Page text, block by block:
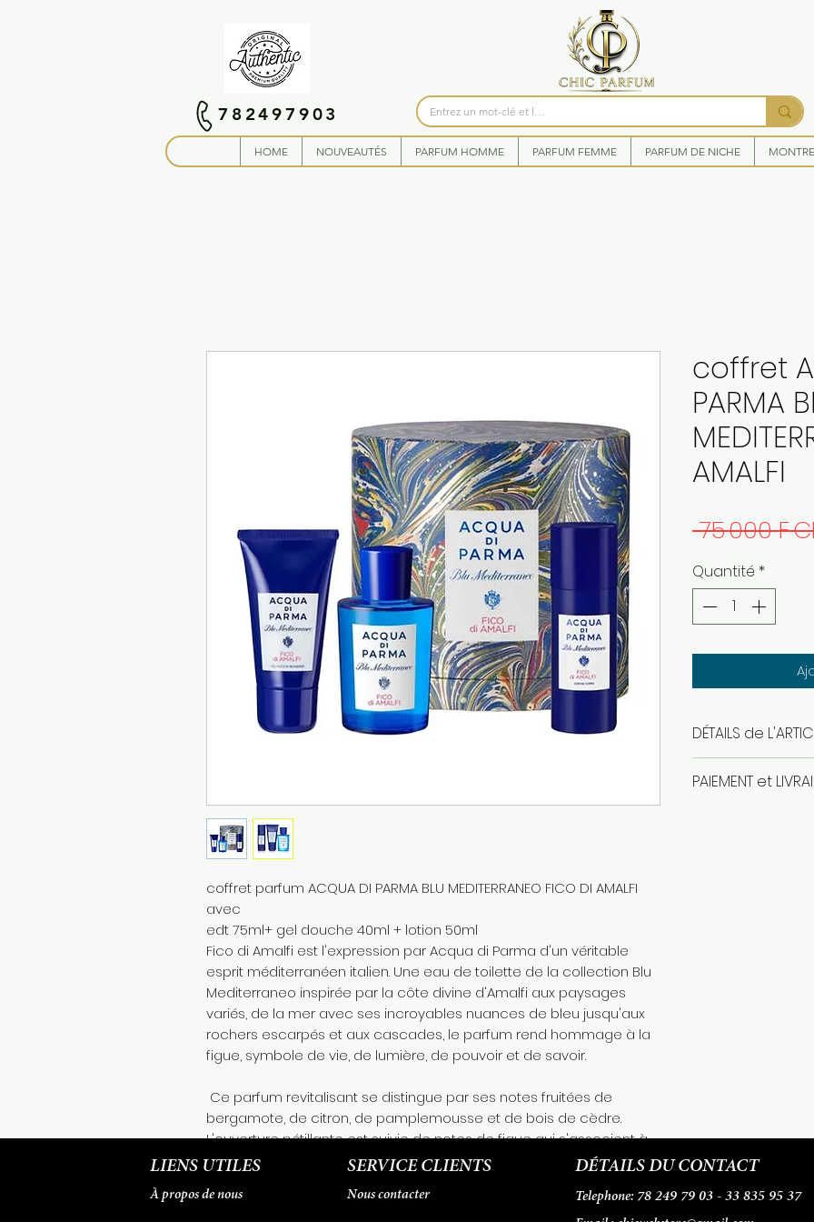
782497903
HOME NOUVEAUTÉS PARFUM HOMME PARFUM FEMME PARFUM DE NICHE
coffret parfum ACQUA DI PARMA BLU MEDITERRANEO FICO DI AMALFI
avec
edt 75ml+ gel douche 40ml + lotion 50ml
Fico di Amalfi est l'expression par Acqua di Parma d'un véritable
esprit méditerranéen italien. Une eau de toilette de la collection Blu
Mediterraneo inspirée par la côte divine d'Amalfi aux paysages
variés, de la mer avec ses incroyables nuances de bleu jusqu'aux
rochers escarpés et aux cascades, le parfum rend hommage à la
figue, symbole de vie, de lumière, de pouvoir et de savoir.
Ce parfum revitalisant se distingue par ses notes fruitées de
bergamote, de citron, de pamplemousse et de bois de cèdre.
L'ouverture pétillante est suivie de notes de figue qui s'associent à
des senteurs de poivre rose et à des accords de pétales de jasmin
harmonieux de figue, de bois de cèdre et de benjoin.
coffret
PARMA
AMALFI
75 000 F
Quantité *
DÉTAILS de
40ml + lotion
PAIEMENT et
LIENS UTILES
À propos de nous
SERVICE CLIENTS
Nous contacter
DÉTAILS DU CONTACT
Telephone: 78 249 79 03 - 33 835 95 37